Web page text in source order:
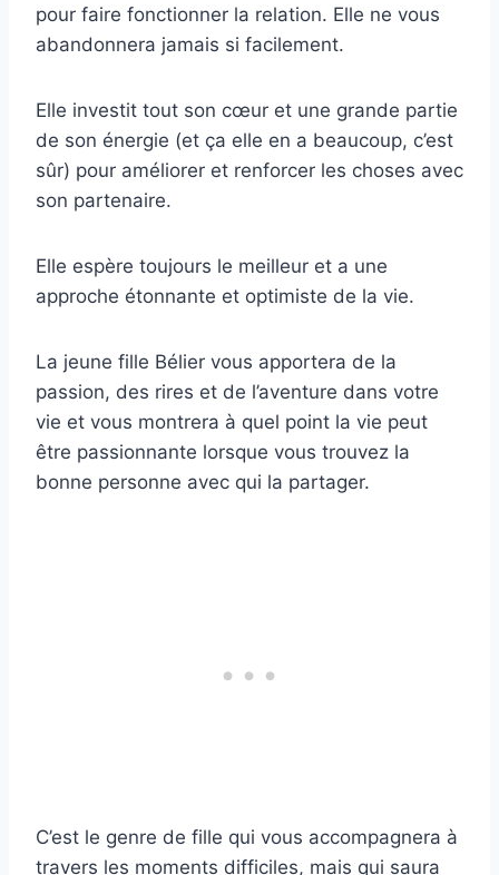
pour faire fonctionner la relation. Elle ne vous
abandonnera jamais si facilement.
Elle investit tout son cœur et une grande partie
de son énergie (et ça elle en a beaucoup, c’est
sûr) pour améliorer et renforcer les choses avec
son partenaire.
Elle espère toujours le meilleur et a une
approche étonnante et optimiste de la vie.
La jeune fille Bélier vous apportera de la
passion, des rires et de l’aventure dans votre
vie et vous montrera à quel point la vie peut
être passionnante lorsque vous trouvez la
bonne personne avec qui la partager.
C’est le genre de fille qui vous accompagnera à
travers les moments difficiles, mais qui saura